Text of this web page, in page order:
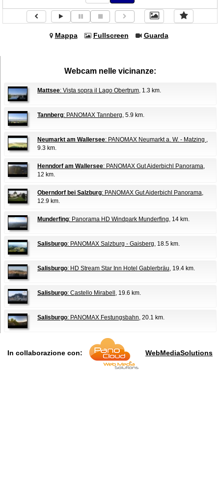
Mappa Fullscreen Guarda
Webcam nelle vicinanze:
Mattsee: Vista sopra il Lago Obertrum, 1.3 km.
Tannberg: PANOMAX Tannberg, 5.9 km.
Neumarkt am Wallersee: PANOMAX Neumarkt a. W. - Matzing ,
9.3 km.
Henndorf am Wallersee: PANOMAX Gut Aiderbichl Panorama,
12 km.
Oberndorf bei Salzburg: PANOMAX Gut Aiderbichl Panorama,
12.9 km.
Munderfing: Panorama HD Windpark Munderfing, 14 km.
Salisburgo: PANOMAX Salzburg - Gaisberg, 18.5 km.
Salisburgo: HD Stream Star Inn Hotel Gablerbräu, 19.4 km.
Salisburgo: Castello Mirabell , 19.6 km.
Salisburgo: PANOMAX Festungsbahn, 20.1 km.
In collaborazione con: WebMediaSolutions